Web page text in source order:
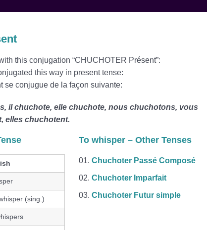
this conjugation “CHUCHOTER Présent”:
this way in present tense:
se conjugue de la façon suivante:
il chuchote, elle chuchote, nous chuchotons, vous
elles chuchotent.
(sing.)
To whisper – Other Tenses
Chuchoter Passé Composé
Chuchoter Imparfait
Chuchoter Futur simple